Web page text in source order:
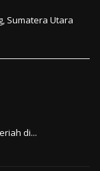
Sumatera Utara
di...